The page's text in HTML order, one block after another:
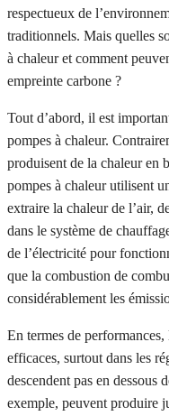
respectueux de
traditionnels. Mais quelles
à chaleur et comment
empreinte carbone ?
Tout d’abord, il est
pompes à chaleur.
produisent de la chaleur en
pompes à chaleur utilisent
extraire la chaleur de l’air,
dans le système de
de l’électricité pour
que la combustion de
considérablement les
En termes de
efficaces, surtout dans les
descendent pas en dessous
exemple, peuvent produire